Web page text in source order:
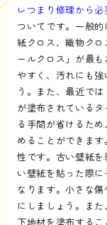
レつまり修理から
ついてです。一般的
紙クロス、織物ク
ールクロス」が最
やすく、汚れにも
う。また、最近で
が塗布されている
る手間が省けるた
めることができま
性です。古い壁紙
い壁紙を貼った際
なります。小さな
にしましょう。ま
下地材を塗布する